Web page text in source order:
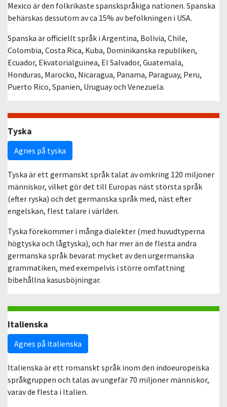
Mexico är den folkrikaste spanskspråkiga nationen. Spanska
behärskas dessutom av ca 15% av befolkningen i USA.
Spanska är officiellt språk i Argentina, Bolivia, Chile,
Colombia, Costa Rica, Kuba, Dominikanska republiken,
Ecuador, Ekvatorialguinea, El Salvador, Guatemala,
Honduras, Marocko, Nicaragua, Panama, Paraguay, Peru,
Puerto Rico, Spanien, Uruguay och Venezuela.
Tyska
Agnes på tyska
Tyska är ett germanskt språk talat av omkring 120 miljoner
människor, vilket gör det till Europas näst största språk
(efter ryska) och det germanska språk med, näst efter
engelskan, flest talare i världen.
Tyska förekommer i många dialekter (med huvudtyperna
högtyska och lågtyska), och har mer än de flesta andra
germanska språk bevarat mycket av den urgermanska
grammatiken, med exempelvis i större omfattning
bibehållna kasusböjningar.
Italienska
Agnes på italienska
Italienska är ett romanskt språk inom den indoeuropeiska
språkgruppen och talas av ungefär 70 miljoner människor,
varav de flesta i Italien.